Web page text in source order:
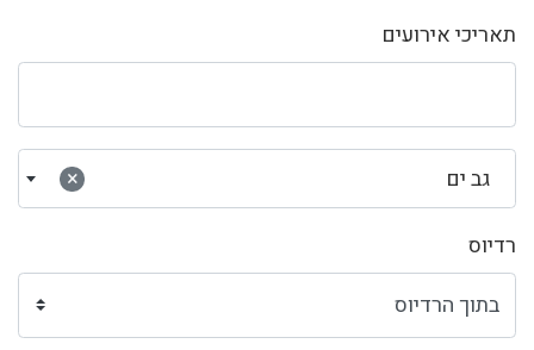
תאריכי אירועים
× גב ים
רדיוס